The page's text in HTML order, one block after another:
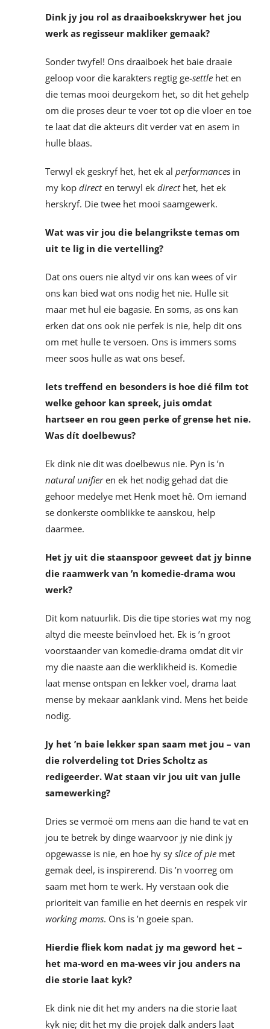
Dink jy jou rol as draaiboekskrywer het jou
werk as regisseur makliker gemaak?
Sonder twyfel! Ons draaiboek het baie draaie
geloop voor die karakters regtig ge-settlehet en
die temas mooi deurgekom het, so dit het gehelp
om die proses deur te voer tot op die vloer en toe
te laat dat die akteurs dit verder vat en asem in
hulle blaas.
Terwyl ek geskryf het, het ek al performancesin
my kop directen terwyl ek directhet, het ek
herskryf. Die twee het mooi saamgewerk.
Wat was vir jou die belangrikste temas om
uit te lig in die vertelling?
Dat ons ouers nie altyd vir ons kan wees of vir
ons kan bied wat ons nodig het nie. Hulle sit
maar met hul eie bagasie. En soms, as ons kan
erken dat ons ook nie perfek is nie, help dit ons
om met hulle te versoen. Ons is immers soms
meer soos hulle as wat ons besef.
Iets treffend en besonders is hoe dié film tot
welke gehoor kan spreek, juis omdat
hartseer en rou geen perke of grense het nie.
Was dít doelbewus?
Ek dink nie dit was doelbewus nie. Pyn is ’n
natural unifieren ek het nodig gehad dat die
gehoor medelye met Henk moet hê. Om iemand
se donkerste oomblikke te aanskou, help
daarmee.
Het jy uit die staanspoor geweet dat jy binne
die raamwerk van ’n komedie-drama wou
werk?
Dit kom natuurlik. Dis die tipe stories wat my nog
altyd die meeste beïnvloed het. Ek is ’n groot
voorstaander van komedie-drama omdat dit vir
my die naaste aan die werklikheid is. Komedie
laat mense ontspan en lekker voel, drama laat
mense by mekaar aanklank vind. Mens het beide
nodig.
Jy het ’n baie lekker span saam met jou – van
die rolverdeling tot Dries Scholtz as
redigeerder. Wat staan vir jou uit van julle
samewerking?
Dries se vermoë om mens aan die hand te vat en
jou te betrek by dinge waarvoor jy nie dink jy
opgewasse is nie, en hoe hy sy slice of piemet
gemak deel, is inspirerend. Dis ’n voorreg om
saam met hom te werk. Hy verstaan ook die
prioriteit van familie en het deernis en respek vir
working moms. Ons is ’n goeie span.
Hierdie fliek kom nadat jy ma geword het –
het ma-word en ma-wees vir jou anders na
die storie laat kyk?
Ek dink nie dit het my anders na die storie laat
kyk nie; dit het my die projek dalk anders laat